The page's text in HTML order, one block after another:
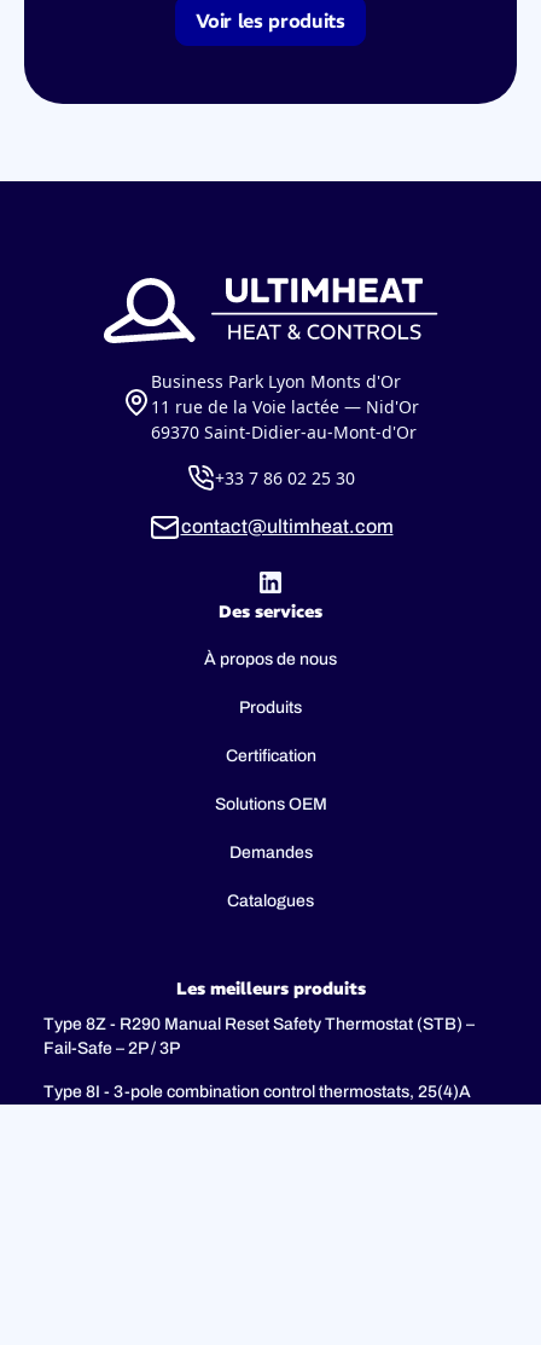
Voir les produits
Business Park Lyon Monts d'Or
11 rue de la Voie lactée — Nid'Or
69370 Saint-Didier-au-Mont-d'Or
+33 7 86 02 25 30
contact@ultimheat.com
Des services
À propos de nous
Produits
Certification
Solutions OEM
Demandes
Catalogues
Les meilleurs produits
Type 8Z - R290 Manual Reset Safety Thermostat (STB) –
Fail-Safe – 2P / 3P
Type 8I - 3-pole combination control thermostats, 25(4)A